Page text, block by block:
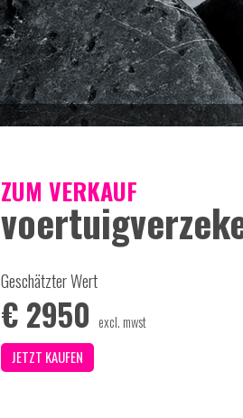
ZUM VERKAUF
Geschätzter Wert
€2950 excl. mwst